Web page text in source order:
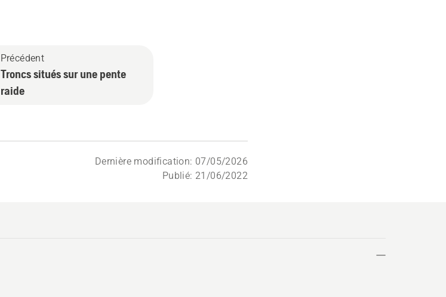
Précédent
Troncs situés sur une pente
raide
Dernière modification: 07/05/2026
Publié: 21/06/2022